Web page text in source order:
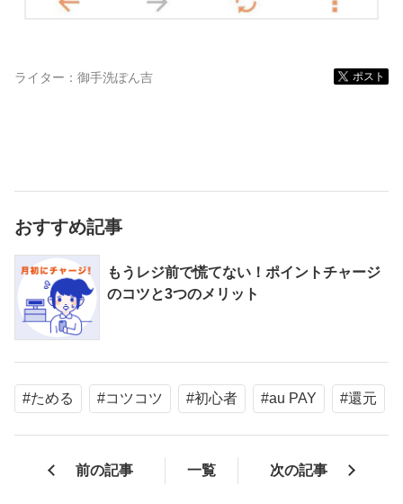
ライター： 御手洗ぽん吉 ポスト
おすすめ記事
もうレジ前で慌てない！ポイントチャージ
のコツと3つのメリット
#ためる #コツコツ #初心者 #au PAY #還元
前の記事 一覧 次の記事